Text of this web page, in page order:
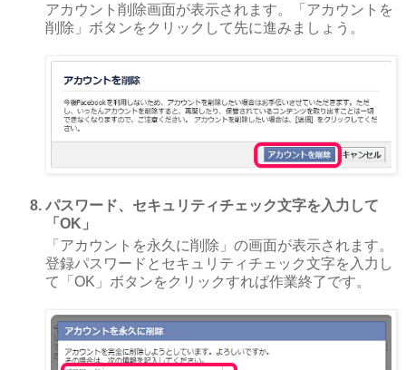
アカウント削除画面が表示されます。「アカウントを
削除」ボタンをクリックして先に進みましょう。
パスワード、セキュリティチェック文字を入力して
「OK」
「アカウントを永久に削除」の画面が表示されます。
登録パスワードとセキュリティチェック文字を入力し
て「OK」ボタンをクリックすれば作業終了です。